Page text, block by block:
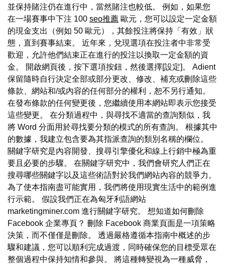
並保持賭注仍在進行中，當然賭注也較低。 例如，如果您
在一場賽事中下注 100 seo推薦 歐元，您可以設定一定金額
的現金支出（例如 50 歐元），其餘投注將保持「有效」狀
態，直到賽事結束。 近年來，兌現選項在投注者中非常受
歡迎，允許他們結束正在進行的投注以換取一定金額的資
金。 開啟網頁後，按下選項按鈕，然後選擇[設定]。 Adient
保留隨時自行決定全部或部分更改、修改、補充或刪除這些
條款、網站和/或內容的任何部分的權利，恕不另行通知。
在發布條款的任何變更後，您繼續使用本網站即表示您接受
這些變更。 在分類過程中，與尋找不適當的查詢類似，我
將 Word 分面用於尋找要分類的模式的所有查詢。 根據其中
的數據，我建立包含要為其指派查詢的類別名稱的欄位。
關鍵字研究是內容開發、搜尋引擎優化和線上行銷中極為重
要且必要的步驟。 在關鍵字研究中，我們會研究人們正在
搜尋哪些關鍵字以及這些術語對於我們網站內容的競爭力。
為了使本指南盡可能實用，我們將使用現實生活中的範例進
行示範。 假設我們正在為匈牙利語網站
marketingminer.com 進行關鍵字研究。 想知道如何刪除
Facebook 企業專頁？ 刪除 Facebook 商業頁面是一項策略
決策，而不僅僅是刪除。 透過嚴格遵循本指南中概述的步
驟和建議，您可以順利完成過渡，同時確保您的目標受眾在
整個過程中保持知情和參與。 將這種轉變視為一種威脅，